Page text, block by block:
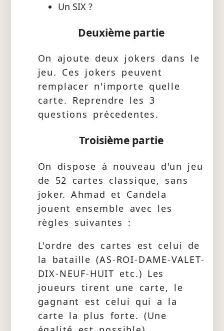
Un SIX ?
Deuxième partie
On ajoute deux jokers dans le
jeu. Ces jokers peuvent
remplacer n'importe quelle
carte. Reprendre les 3
questions précedentes.
Troisième partie
On dispose à nouveau d'un jeu
de 52 cartes classique, sans
joker. Ahmad et Candela
jouent ensemble avec les
règles suivantes :
L'ordre des cartes est celui de
la bataille (AS-ROI-DAME-VALET-
DIX-NEUF-HUIT etc.) Les
joueurs tirent une carte, le
gagnant est celui qui a la
carte la plus forte. (Une